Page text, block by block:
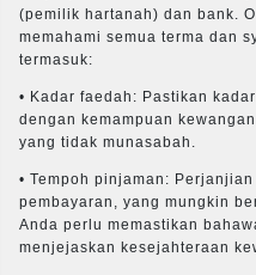
(pemilik hartanah) dan bank.
memahami semua terma dan
termasuk:
• Kadar faedah: Pastikan
dengan kemampuan
yang tidak munasabah.
• Tempoh pinjaman:
pembayaran, yang mungkin
Anda perlu memastikan
menjejaskan kesejahteraan